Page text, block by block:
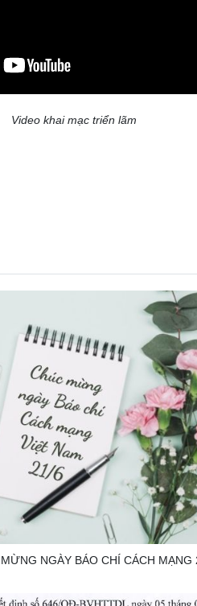
Video khai mạc triển lãm
NGÀY BÁO CHÍ CÁCH MẠNG